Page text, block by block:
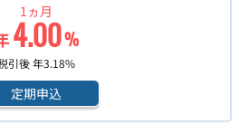
1ヵ月
4.00%
引後 年3.18%
定期申込